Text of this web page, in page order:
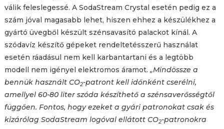
válik feleslegessé. A SodaStream Crystal esetén pedig ez a
szám jóval magasabb lehet, hiszen ehhez a készülékhez a
gyártó üvegből készült szénsavasító palackot kínál. A
szódavíz készítő gépeket rendeltetésszerű használat
esetén ráadásul nem kell karbantartani és a legtöbb
modell nem igényel elektromos áramot. „Mindössze a
bennük használt CO2-patront kell időnként cserélni,
amellyel 60-80 liter szóda készíthető a szénsaverősségtől
függően. Fontos, hogy ezeket a gyári patronokat csak és
kizárólag SodaStream logóval ellátott CO2-patronokra